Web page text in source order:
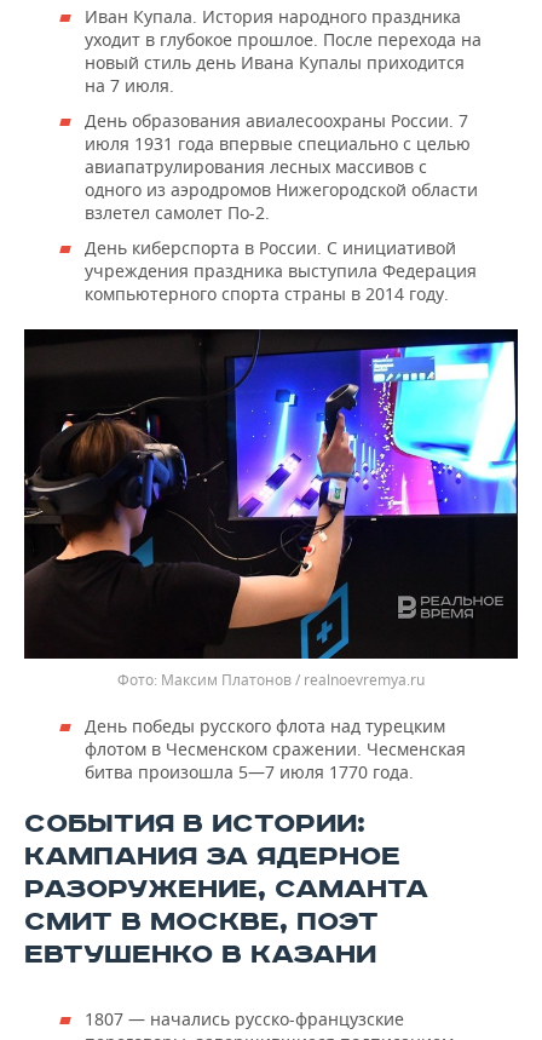
Иван Купала. История народного праздника
уходит в глубокое прошлое. После перехода на
новый стиль день Ивана Купалы приходится
на 7 июля.
День образования авиалесоохраны России. 7
июля 1931 года впервые специально с целью
авиапатрулирования лесных массивов с
одного из аэродромов Нижегородской области
взлетел самолет По-2.
День киберспорта в России. С инициативой
учреждения праздника выступила Федерация
компьютерного спорта страны в 2014 году.
Максим Платонов / realnoevremya.ru
День победы русского флота над турецким
флотом в Чесменском сражении. Чесменская
битва произошла 5—7 июля 1770 года.
СОБЫТИЯ В ИСТОРИИ:
КАМПАНИЯ ЗА ЯДЕРНОЕ
РАЗОРУЖЕНИЕ, САМАНТА
СМИТ В МОСКВЕ, ПОЭТ
ЕВТУШЕНКО В КАЗАНИ
1807 — начались русско-французские